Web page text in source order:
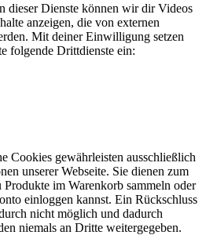
dieser Dienste können wir dir Videos
anzeigen, die von externen
Mit deiner Einwilligung setzen
folgende Drittdienste ein:
Cookies gewährleisten ausschließlich
unserer Webseite. Sie dienen zum
Produkte im Warenkorb sammeln oder
einloggen kannst. Ein Rückschluss
nicht möglich und dadurch
niemals an Dritte weitergegeben.